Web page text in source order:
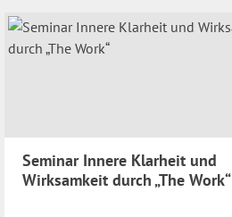
Seminar Innere Klarheit und
Wirksamkeit durch „The Work“